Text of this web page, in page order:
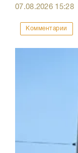
07.08.2026 15:28
Комментарии